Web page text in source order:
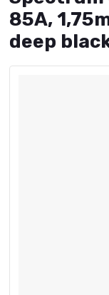
85A,
deep